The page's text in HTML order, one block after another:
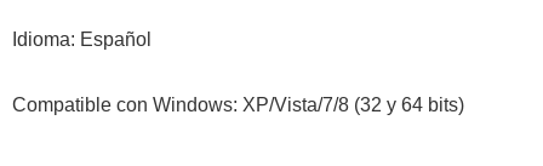
Idioma: Español
Compatible con Windows: XP/Vista/7/8 (32 y 64 bits)